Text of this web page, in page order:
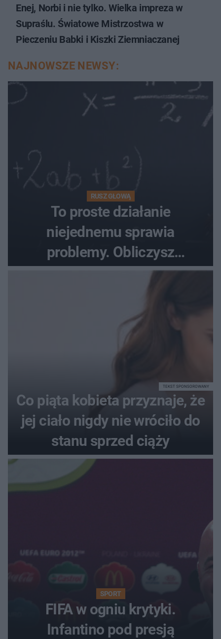
Enej, Norbi i nie tylko. Wielka impreza w
Supraślu. Światowe Mistrzostwa w
Pieczeniu Babki i Kiszki Ziemniaczanej
NAJNOWSZE NEWSY:
RUSZ GŁOWĄ
To proste działanie
niejednemu sprawia
problemy. Obliczysz
poprawnie, ile to jest
Co piąta kobieta przyznaje, że
jej ciało nigdy nie wróciło do
stanu sprzed ciąży
TEKST SPONSOROWANY
SPORT
FIFA w ogniu krytyki.
Infantino pod presją